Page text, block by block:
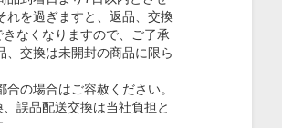
れを過ぎますと、返品、交換
なくなりますので、ご了承
、交換は未開封の商品に限ら
の場合はご容赦ください。
誤品配送交換は当社負担と